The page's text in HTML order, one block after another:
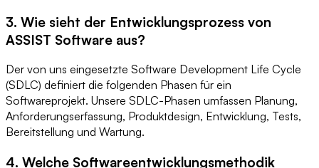
3. Wie sieht der Entwicklungsprozess von
ASSIST Software aus?
Der von uns eingesetzte Software Development Life Cycle
(SDLC) definiert die folgenden Phasen für ein
Softwareprojekt. Unsere SDLC-Phasen umfassen Planung,
Anforderungserfassung, Produktdesign, Entwicklung, Tests,
Bereitstellung und Wartung.
4. Welche Softwareentwicklungsmethodik